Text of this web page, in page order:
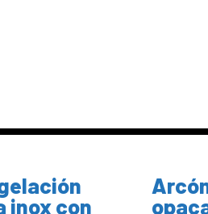
inox con